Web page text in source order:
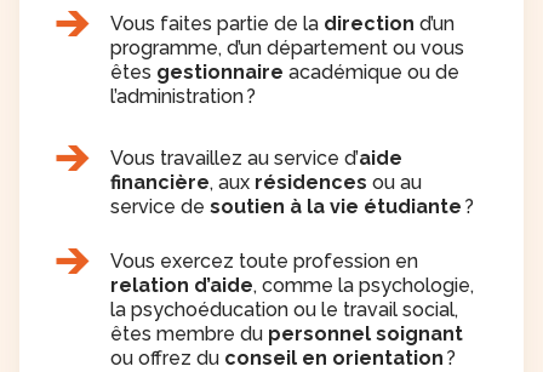
Vous faites partie de la direction d’un
programme, d’un département ou vous
êtes gestionnaire académique ou de
l’administration ?
Vous travaillez au service d’aide
financière, aux résidences ou au
service de soutien à la vie étudiante ?
Vous exercez toute profession en
relation d’aide, comme la psychologie,
la psychoéducation ou le travail social,
êtes membre du personnel soignant
ou offrez du conseil en orientation ?